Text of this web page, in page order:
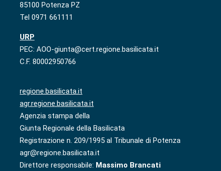
85100 Potenza PZ
Tel 0971 661111
URP
PEC: AOO-giunta@cert.regione.basilicata.it
C.F. 80002950766
regione.basilicata.it
agr.regione.basilicata.it
Agenzia stampa della
Giunta Regionale della Basilicata
Registrazione n. 209/1995 al Tribunale di Potenza
agr@regione.basilicata.it
Direttore responsabile: Massimo Brancati